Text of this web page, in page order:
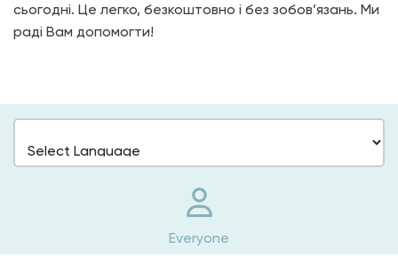
сьогодні. Це легко, безкоштовно і без зобов’язань. Ми
раді Вам допомогти!
Everyone